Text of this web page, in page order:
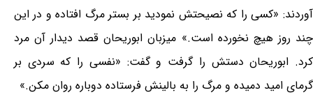
آوردند: «کسی را که نصیحتش نمودید بر بستر مرگ افتاده و در این
چند روز هیچ نخورده است.» میزبان ابوریحان قصد دیدار آن مرد
کرد. ابوریحان دستش را گرفت و گفت: «نفسی را که سردی بر
گرمای امید دمیده و مرگ را به بالینش فرستاده دوباره روان مکن.»